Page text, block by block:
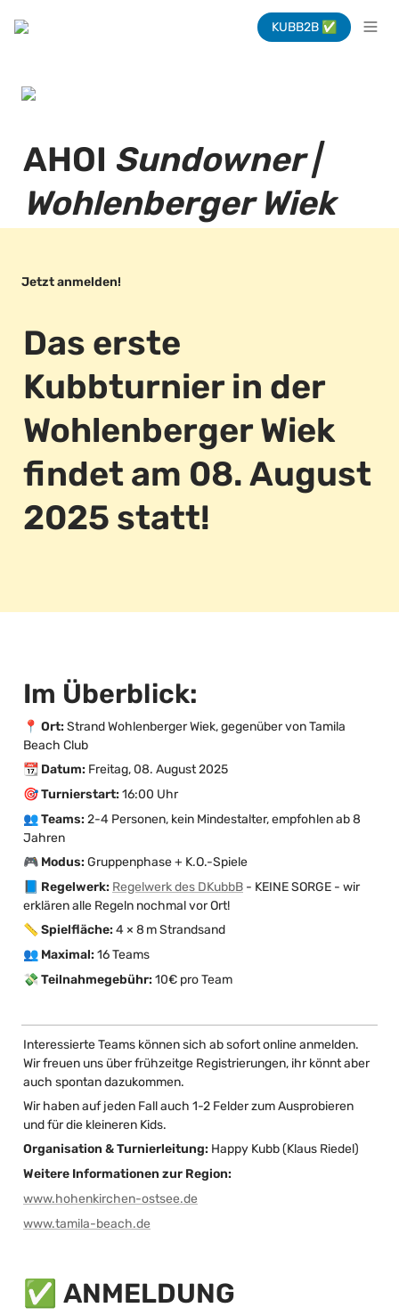
KUBB2B ✅
AHOI Sundowner |
Wohlenberger Wiek
Jetzt anmelden!
Das erste
Kubbturnier in der
Wohlenberger Wiek
findet am 08. August
2025 statt!
Im Überblick:
📍 Ort: Strand Wohlenberger Wiek, gegenüber von Tamila
Beach Club
📆 Datum: Freitag, 08. August 2025
🎯 Turnierstart: 16:00 Uhr
👥 Teams: 2-4 Personen, kein Mindestalter, empfohlen ab 8
Jahren
🎮 Modus: Gruppenphase + K.O.-Spiele
📘 Regelwerk: Regelwerk des DKubbB - KEINE SORGE - wir
erklären alle Regeln nochmal vor Ort!
📏 Spielfläche: 4 × 8 m Strandsand
👥 Maximal: 16 Teams
💸 Teilnahmegebühr: 10€ pro Team
Interessierte Teams können sich ab sofort online anmelden.
Wir freuen uns über frühzeitge Registrierungen, ihr könnt aber
auch spontan dazukommen.
Wir haben auf jeden Fall auch 1-2 Felder zum Ausprobieren
und für die kleineren Kids.
Organisation & Turnierleitung: Happy Kubb (Klaus Riedel)
Weitere Informationen zur Region:
www.hohenkirchen-ostsee.de
www.tamila-beach.de
✅ ANMELDUNG